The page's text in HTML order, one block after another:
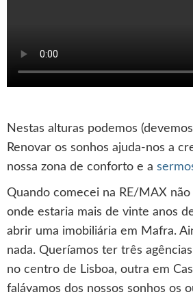
Nestas alturas podemos
Renovar os sonhos ajuda-nos a
nossa zona de conforto e a
Quando comecei na RE/MAX
onde estaria mais de vinte anos
abrir uma imobiliária em Mafra.
nada. Queríamos ter três
no centro de Lisboa, outra em
falávamos dos nossos sonhos os